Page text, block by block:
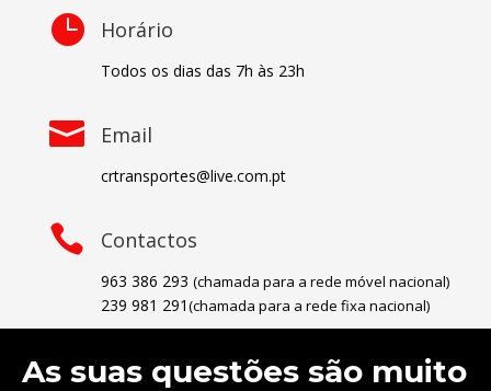
 Horário
Todos os dias das 7h às 23h
 Email
crtransportes@live.com.pt
 Contactos
963 386 293(chamada para a rede móvel nacional)
239 981 291(chamada para a rede fixa nacional)
As suas questões são muito